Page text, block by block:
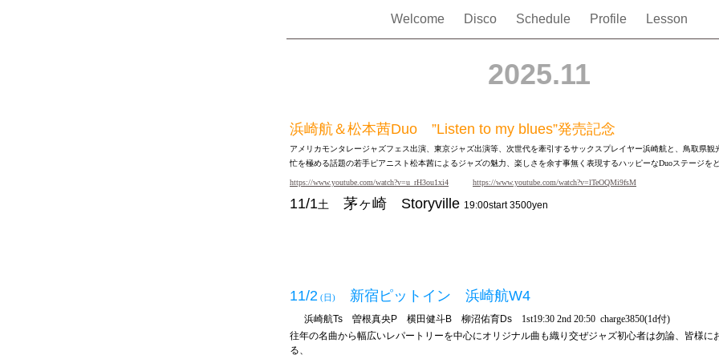
Welcome Disco Schedule Profile Lesson
2025.11
浜崎航＆松本茜Duo ”Listen to my blues”発売記念
アメリカモンタレージャズフェス出演、東京ジャズ出演等、次世代を牽引するサックスプレイヤー浜崎航と、鳥取県観
忙を極める話題の若手ピアニスト松本茜によるジャズの魅力、楽しさを余す事無く表現するハッピーなDuoステージを
https://www.youtube.com/watch?v=u_rH3ou1xi4 https://www.youtube.com/watch?v=lTeOQMi9fsM
11/1土 茅ヶ崎 Storyville 19:00start 3500yen
11/2 (日) 新宿ピットイン 浜崎航W4
浜崎航Ts 曽根真央P 横田健斗B 柳沼佑育Ds 1st19:30 2nd 20:50 charge3850(1d付)
往年の名曲から幅広いレパートリーを中心にオリジナル曲も織り交ぜジャズ初心者は勿論、皆様に
る、